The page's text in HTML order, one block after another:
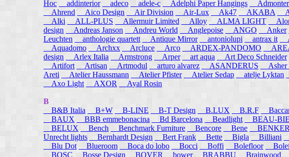
Hoc
addinterior adeco adele-c Adelphi Paper Hangings Admonter
Ahrend
Aico Design Air Division Air-Lux Ak47 AKABA
Alki
ALL-PLUS Allermuir Limited Alloy ALMA LIGHT
design
Andreas Janson Andreu World Anglepoise ANGO Anker
Leuchten
anthologie quartett Antique Mirror antoniolupi antrax it
Aquadomo
Archxx Arcluce Arco ARDEX-PANDOMO
design
Arlex Italia Armstrong Arper art aqua Art Deco Schneider
Artifort
Artisan Artmodul arturo alvarez ASANDERUS Asher
Areti
Atelier Haussmann Atelier Pfister Atelier Sedap atelje Lyktan
Axo Light
AXOR Ayal Rosin
B
B&B Italia
B+W B-LINE B-T Design B.LUX B.R.F
BAUX
BBB emmebonacina Bd Barcelona Beadlight BEAU-
BELUX
Bench Benchmark Furniture Bencore Bene
Unrecht lights
Bernhardt Design Bert Frank Bette Bigla Billiani
Blu Dot
Blueroom Boca do lobo Bocci Boffi Bolefloor
BOSC Bosse Design BOVER bower BRABBU Brainwood